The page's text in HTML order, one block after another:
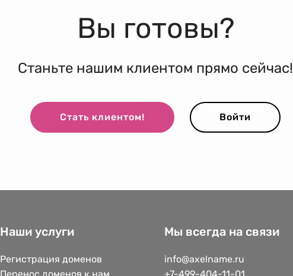
Вы готовы?
Станьте нашим клиентом прямо сейчас!
Стать клиентом! Войти
Наши услуги
Регистрация доменов
Мы всегда на связи
info@axelname.ru